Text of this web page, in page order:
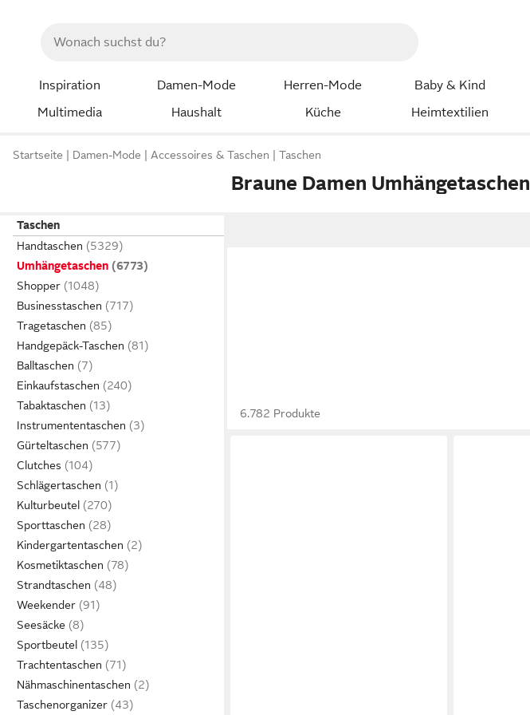
Inspiration Damen-Mode Herren-Mode Baby & Kind
Multimedia
Haushalt Küche Heimtextilien
Startseite Damen-Mode Accessoires & Taschen Taschen
Braune Damen Umhängetaschen
Taschen
Handtaschen
Umhängetaschen
Shopper
Businesstaschen
Tragetaschen
Handgepäck-Taschen
Balltaschen
Einkaufstaschen
Tabaktaschen
Instrumententaschen
Gürteltaschen
Clutches
Schlägertaschen
Kulturbeutel
Sporttaschen
Kindergartentaschen
Kosmetiktaschen
Strandtaschen
Weekender
Seesäcke
Sportbeutel
Trachtentaschen
Nähmaschinentaschen
Taschenorganizer
6.782 Produkte